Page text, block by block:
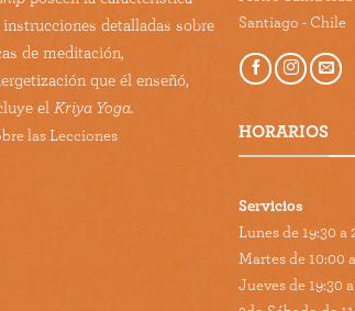
detalladas sobre
de meditación,
que él enseñó,
el Kriya Yoga.
las Lecciones
Santiago - Chile
HORARIOS
Servicios
Lunes de 19:30 a
Martes de 10:00
Jueves de 19:30